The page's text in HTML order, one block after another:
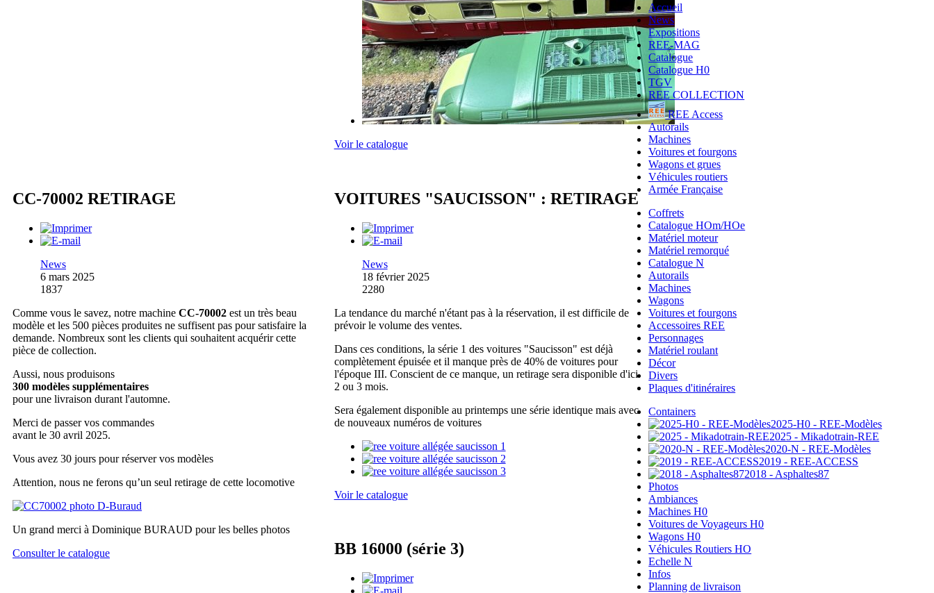
Voir le catalogue
CC-70002 RETIRAGE
News
6 mars 2025
1837
Comme vous le savez, notre machine CC-70002 est un très beau
modèle et les 500 pièces produites ne suffisent pas pour satisfaire la
demande. Nombreux sont les clients qui souhaitent acquérir cette
pièce de collection.
Aussi, nous produisons
300 modèles supplémentaires
pour une livraison durant l'automne.
Merci de passer vos commandes
avant le 30 avril 2025.
Vous avez 30 jours pour réserver vos modèles
Attention, nous ne ferons qu’un seul retirage de cette locomotive
Un grand merci à Dominique BURAUD pour les belles photos
Consulter le catalogue
VOITURES "SAUCISSON" : RETIRAGE
News
18 février 2025
2280
La tendance du marché n'étant pas à la réservation, il est difficile de
prévoir le volume des ventes.
Dans ces conditions, la série 1 des voitures "Saucisson" est déjà
complètement épuisée et il manque près de 40% de voitures pour
l'époque III. Conscient de ce manque, un retirage sera disponible d'ici
2 ou 3 mois.
Sera également disponible au printemps une série identique mais avec
de nouveaux numéros de voitures
Voir le catalogue
BB 16000 (série 3)
Accueil
News
Expositions
REE-MAG
Catalogue
Catalogue H0
TGV
REE COLLECTION
REE Access
Autorails
Machines
Voitures et fourgons
Wagons et grues
Véhicules routiers
Armée Française
Coffrets
Catalogue HOm/HOe
Matériel moteur
Matériel remorqué
Catalogue N
Autorails
Machines
Wagons
Voitures et fourgons
Accessoires REE
Personnages
Matériel roulant
Décor
Divers
Plaques d'itinéraires
Containers
2025-H0 - REE-Modèles
2025 - Mikadotrain-REE
2020-N - REE-Modèles
2019 - REE-ACCESS
2018 - Asphaltes87
Photos
Ambiances
Machines H0
Voitures de Voyageurs H0
Wagons H0
Véhicules Routiers HO
Echelle N
Infos
Planning de livraison